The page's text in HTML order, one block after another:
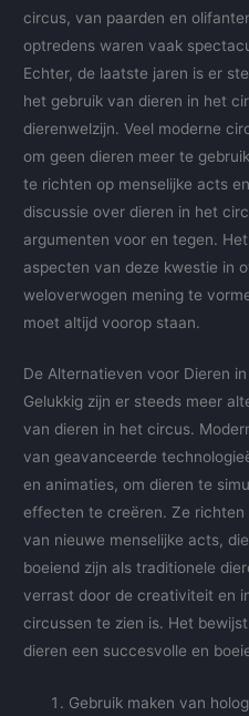
circus, van paarden en
optredens waren vaak
Echter, de laatste jaren is er
het gebruik van dieren in het
dierenwelzijn. Veel moderne
om geen dieren meer te
te richten op menselijke acts
discussie over dieren in het
argumenten voor en tegen.
aspecten van deze kwestie in
weloverwogen mening te
moet altijd voorop staan.
De Alternatieven voor Dieren
Gelukkig zijn er steeds meer
van dieren in het circus.
van geavanceerde
en animaties, om dieren te
effecten te creëren. Ze richten
van nieuwe menselijke acts,
boeiend zijn als traditionele
verrast door de creativiteit en
circussen te zien is. Het
dieren een succesvolle en
Gebruik maken van